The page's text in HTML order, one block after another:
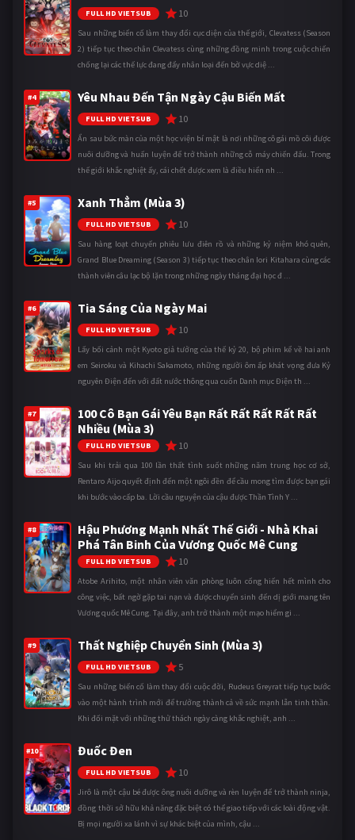
FULL HD VIETSUB 10
Sau những biến cố làm thay đổi cục diện của thế giới, Clevatess (Season
2) tiếp tục theo chân Clevatess cùng những đồng minh trong cuộc chiến
chống lại các thế lực đang đẩy nhân loại đến bờ vực diệ ...
#4 Yêu Nhau Đến Tận Ngày Cậu Biến Mất
FULL HD VIETSUB 10
Ẩn sau bức màn của một học viện bí mật là nơi những cô gái mồ côi được
nuôi dưỡng và huấn luyện để trở thành những cỗ máy chiến đấu. Trong
thế giới khắc nghiệt ấy, cái chết được xem là điều hiển nh ...
#5 Xanh Thẳm (Mùa 3)
FULL HD VIETSUB 10
Sau hàng loạt chuyến phiêu lưu điên rồ và những kỷ niệm khó quên,
Grand Blue Dreaming (Season 3) tiếp tục theo chân Iori Kitahara cùng các
thành viên câu lạc bộ lặn trong những ngày tháng đại học đ ...
#6 Tia Sáng Của Ngày Mai
FULL HD VIETSUB 10
Lấy bối cảnh một Kyoto giả tưởng của thế kỷ 20, bộ phim kể về hai anh
em Seiroku và Kihachi Sakamoto, những người ôm ấp khát vọng đưa Kỷ
nguyên Điện đến với đất nước thông qua cuốn Danh mục Điện th ...
#7
100 Cô Bạn Gái Yêu Bạn Rất Rất Rất Rất Rất
Nhiều (Mùa 3)
FULL HD VIETSUB 10
Sau khi trải qua 100 lần thất tình suốt những năm trung học cơ sở,
Rentaro Aijo quyết định đến một ngôi đền để cầu mong tìm được bạn gái
khi bước vào cấp ba. Lời cầu nguyện của cậu được Thần Tình Y ...
#8
Hậu Phương Mạnh Nhất Thế Giới - Nhà Khai
Phá Tân Binh Của Vương Quốc Mê Cung
FULL HD VIETSUB 10
Atobe Arihito, một nhân viên văn phòng luôn cống hiến hết mình cho
công việc, bất ngờ gặp tai nạn và được chuyển sinh đến dị giới mang tên
Vương quốc Mê Cung. Tại đây, anh trở thành một mạo hiểm gi ...
#9 Thất Nghiệp Chuyển Sinh (Mùa 3)
FULL HD VIETSUB 5
Sau những biến cố làm thay đổi cuộc đời, Rudeus Greyrat tiếp tục bước
vào một hành trình mới để trưởng thành cả về sức mạnh lẫn tinh thần.
Khi đối mặt với những thử thách ngày càng khắc nghiệt, anh ...
#10 Đuốc Đen
FULL HD VIETSUB 10
Jirô là một cậu bé được ông nuôi dưỡng và rèn luyện để trở thành ninja,
đồng thời sở hữu khả năng đặc biệt có thể giao tiếp với các loài động vật.
Bị mọi người xa lánh vì sự khác biệt của mình, cậu ...